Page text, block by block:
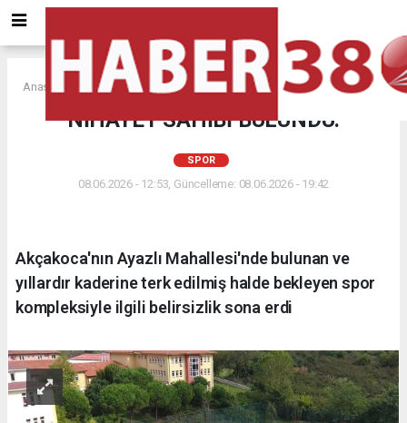
Anasayfa SPOR
NİHAYET SAHİBİ BULUNDU:
SPOR
08.06.2026 - 12:53, Güncelleme: 08.06.2026 - 19:42
Akçakoca'nın Ayazlı Mahallesi'nde bulunan ve
yıllardır kaderine terk edilmiş halde bekleyen spor
kompleksiyle ilgili belirsizlik sona erdi